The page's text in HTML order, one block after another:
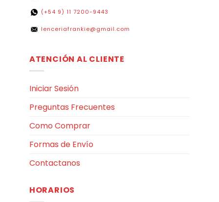
(+54 9) 11 7200-9443
lenceriafrankie@gmail.com
ATENCIÓN AL CLIENTE
Iniciar Sesión
Preguntas Frecuentes
Como Comprar
Formas de Envío
Contactanos
HORARIOS